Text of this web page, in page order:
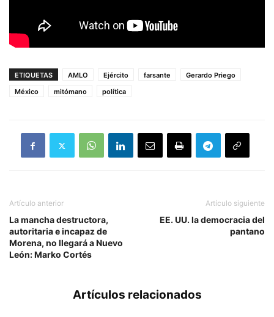
ETIQUETAS AMLO Ejército farsante
Gerardo Priego
México
mitómano política
Artículo anterior
La mancha destructora,
autoritaria e incapaz de
Morena, no llegará a Nuevo
León: Marko Cortés
Artículo siguiente
EE. UU. la democracia del
pantano
Artículos relacionados